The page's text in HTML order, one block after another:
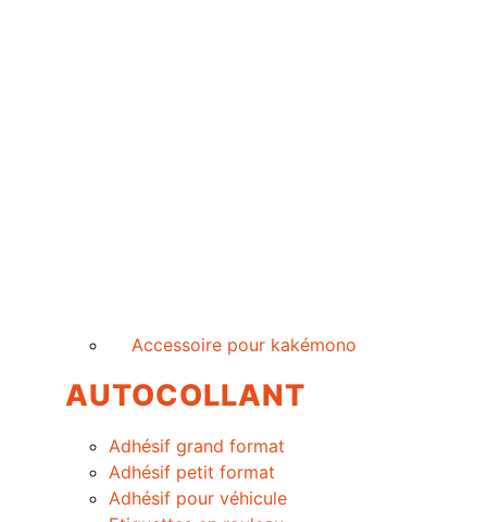
Accessoire pour kakémono
AUTOCOLLANT
Adhésif grand format
Adhésif petit format
Adhésif pour véhicule